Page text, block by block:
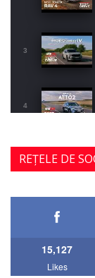
3
4
5
REȚELE DE
15,127
Likes